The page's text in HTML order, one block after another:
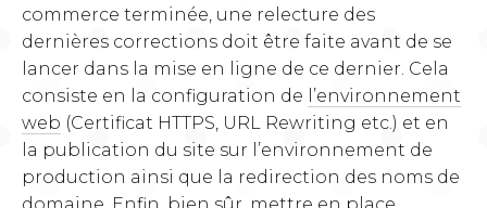
commerce terminée, une relecture des
dernières corrections doit être faite avant de se
lancer dans la mise en ligne de ce dernier. Cela
consiste en la configuration de l’environnement
web (Certificat HTTPS, URL Rewriting etc.) et en
la publication du site sur l’environnement de
production ainsi que la redirection des noms de